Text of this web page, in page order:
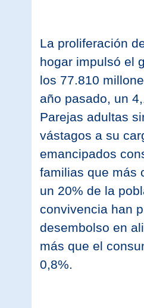
La proliferación
hogar impulsó el
los 77.810
año pasado, un
Parejas adultas
vástagos a su
emancipados
familias que más
un 20% de la
convivencia han
desembolso en
más que el
0,8%.